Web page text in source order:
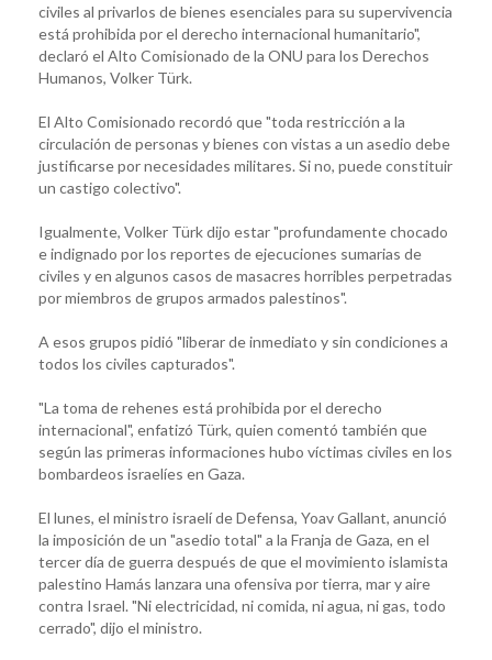
civiles al privarlos de bienes esenciales para su supervivencia
está prohibida por el derecho internacional humanitario",
declaró el Alto Comisionado de la ONU para los Derechos
Humanos, Volker Türk.
El Alto Comisionado recordó que "toda restricción a la
circulación de personas y bienes con vistas a un asedio debe
justificarse por necesidades militares. Si no, puede constituir
un castigo colectivo".
Igualmente, Volker Türk dijo estar "profundamente chocado
e indignado por los reportes de ejecuciones sumarias de
civiles y en algunos casos de masacres horribles perpetradas
por miembros de grupos armados palestinos".
A esos grupos pidió "liberar de inmediato y sin condiciones a
todos los civiles capturados".
"La toma de rehenes está prohibida por el derecho
internacional", enfatizó Türk, quien comentó también que
según las primeras informaciones hubo víctimas civiles en los
bombardeos israelíes en Gaza.
El lunes, el ministro israelí de Defensa, Yoav Gallant, anunció
la imposición de un "asedio total" a la Franja de Gaza, en el
tercer día de guerra después de que el movimiento islamista
palestino Hamás lanzara una ofensiva por tierra, mar y aire
contra Israel. "Ni electricidad, ni comida, ni agua, ni gas, todo
cerrado", dijo el ministro.